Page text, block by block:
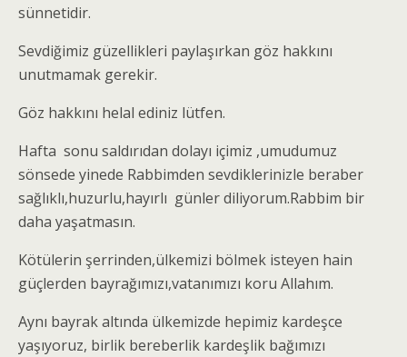
sünnetidir.
Sevdiğimiz güzellikleri paylaşırkan göz hakkını
unutmamak gerekir.
Göz hakkını helal ediniz lütfen.
Hafta sonu saldırıdan dolayı içimiz ,umudumuz
sönsede yinede Rabbimden sevdiklerinizle beraber
sağlıklı,huzurlu,hayırlı günler diliyorum.Rabbim bir
daha yaşatmasın.
Kötülerin şerrinden,ülkemizi bölmek isteyen hain
güçlerden bayrağımızı,vatanımızı koru Allahım.
Aynı bayrak altında ülkemizde hepimiz kardeşce
yaşıyoruz, birlik bereberlik kardeşlik bağımızı